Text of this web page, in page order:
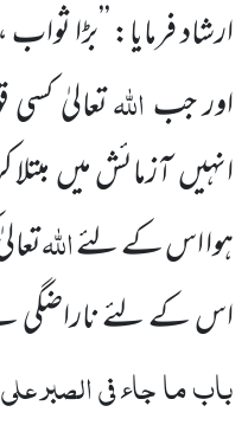
ارشاد فرمایا: ’’بڑا
اور جباللہتعالیٰ
انہیںآزمائش میں
ہوا اس کے لئےاللہ
اس کے لئے
باب ما جاء فی الصبر